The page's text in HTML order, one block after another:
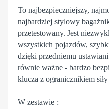
To najbezpieczniejszy,
najbardziej stylowy
przetestowany. Jest
wszystkich pojazdów,
dzięki przedniemu
równie ważne - bardzo
klucza z ogranicznikiem
W zestawie :